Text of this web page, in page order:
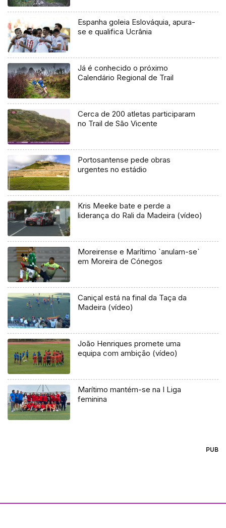
Espanha goleia Eslováquia, apura-
se e qualifica Ucrânia
Já é conhecido o próximo
Calendário Regional de Trail
Cerca de 200 atletas participaram
no Trail de São Vicente
Portosantense pede obras
urgentes no estádio
Kris Meeke bate e perde a
liderança do Rali da Madeira (vídeo)
Moreirense e Marítimo `anulam-se`
em Moreira de Cónegos
Caniçal está na final da Taça da
Madeira (vídeo)
João Henriques promete uma
equipa com ambição (vídeo)
Marítimo mantém-se na I Liga
feminina
PUB